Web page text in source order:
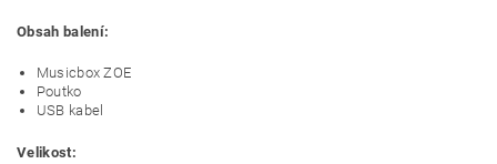
Obsah balení:
Musicbox ZOE
Poutko
USB kabel
Velikost: